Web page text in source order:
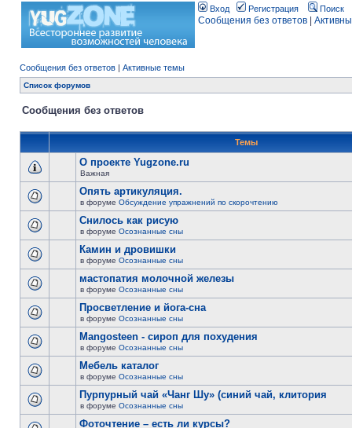
Вход Регистрация Поиск
Сообщения без ответов
Сообщения без ответов | Активные темы
Список форумов
Сообщения без ответов
Темы
О проекте Yugzone.ru
Важная
Опять артикуляция.
в форуме Обсуждение упражнений по скорочтению
Снилось как рисую
в форуме Осознанные сны
Камин и дровишки
в форуме Осознанные сны
мастопатия молочной железы
в форуме Осознанные сны
Просветление и йога-сна
в форуме Осознанные сны
Mangosteen - сироп для похудения
в форуме Осознанные сны
Мебель каталог
в форуме Осознанные сны
Пурпурный чай «Чанг Шу» (синий чай, клитория
в форуме Осознанные сны
Фоточтение – есть ли курсы?